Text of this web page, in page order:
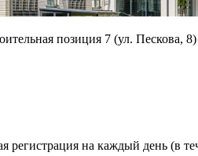
позиция 7 (ул. Пескова, 8)
регистрация на каждый день (в